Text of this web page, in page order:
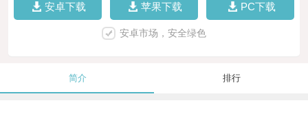
安卓下载 苹果下载 PC下载
安卓市场，安全绿色
简介 排行